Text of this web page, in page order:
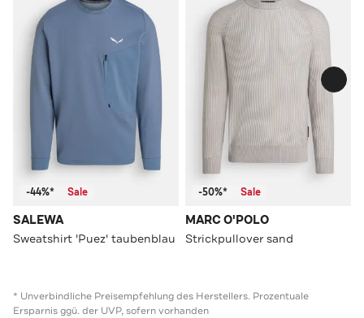
-44%* Sale
SALEWA
Sweatshirt 'Puez' taubenblau
-50%* Sale
MARC O'POLO
Strickpullover sand
* Unverbindliche Preisempfehlung des Herstellers. Prozentuale
Ersparnis ggü. der UVP, sofern vorhanden